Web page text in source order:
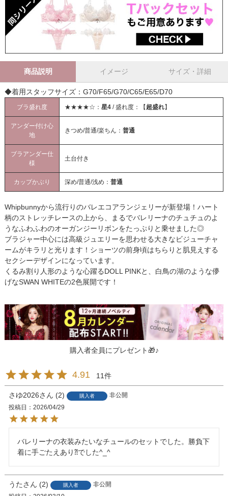
商品説明 イメージ サイズ・詳細
◆着用スタッフサイズ：G70/F65/G70/C65/E65/D70
ブラ盛れ度 ★★★★☆： 星4/ 盛れ度：【超盛れ】
アンダー付け心
地
きつめ/普通/楽ちん： 普通
ブラアンダー仕
様
土台付き
カップかぶり 深め/普通/浅め： 普通
Whipbunnyから流行りのバレエコアランジェリーが新登場！ハート
柄のストレッチレースの上から、まるでバレリーナのチュチュのよ
うなふわふわのオーガンジーリボンをたっぷりと乗せました◎
ブラジャー中心には高級ジュエリーを思わせる大きなビジューチャ
ームがキラリと光ります！ショーツの前身頃はちらりと肌見えする
セクシーデザインになっています。
くるみ割り人形のような心躍るDOLL PINKと、白鳥の湖のような儚
げなSWAN WHITEの2色展開です！
購入者全員にプレゼント🎁♪
4.91 11
さゆ2026 2 購入者
非公開
投稿日
2026/04/29
バレリーナの衣装みたいなチュールのセットでした。勝負下
着に手ごたえあり⁈でした^_^
うた 2 購入者
非公開